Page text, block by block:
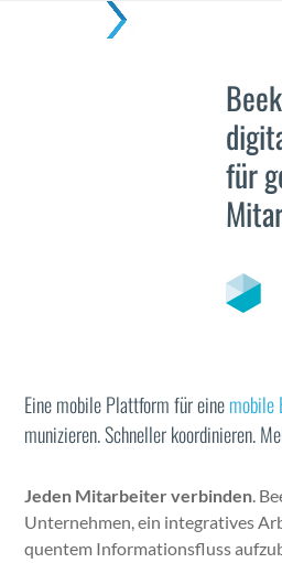
für
Eine mobile Plat­tform für einemobile
mu­nizieren. Schneller koor­dinieren.
Jeden Mitar­beit­er verbinden.
Unternehmen, ein inte­gra­tives
quentem Infor­ma­tions­fluss